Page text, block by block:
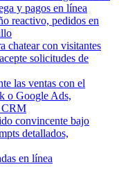
y pagos en línea
reactivo, pedidos en
chatear con visitantes
solicitudes de
las ventas con el
o Google Ads,
CRM
convincente bajo
detallados,
en línea